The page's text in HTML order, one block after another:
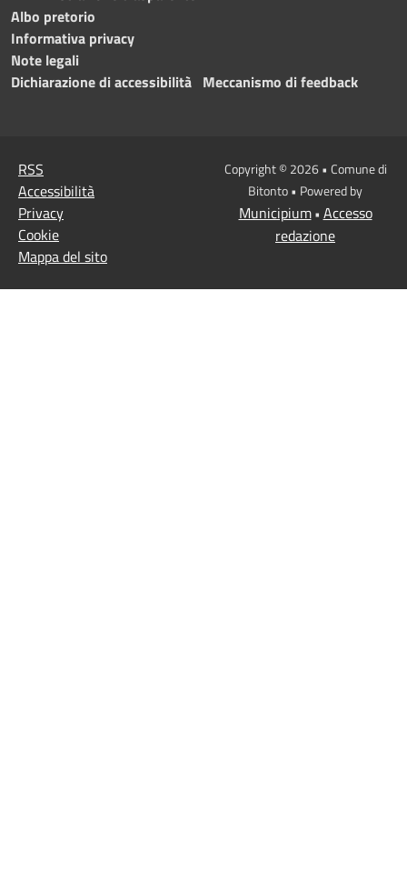
Albo pretorio
Informativa privacy
Note legali
Dichiarazione di accessibilità Meccanismo di feedback
RSS
Accessibilità
Privacy
Cookie
Mappa del sito
Copyright © 2026 • Comune di
Bitonto • Powered by
Municipium• Accesso
redazione